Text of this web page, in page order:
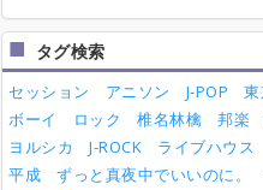
タグ検索
セッション アニソン J-POP
ボーイ
ロック 椎名林檎 邦楽
ヨルシカ
J-ROCK ライブハウス
平成
ずっと真夜中でいいのに。